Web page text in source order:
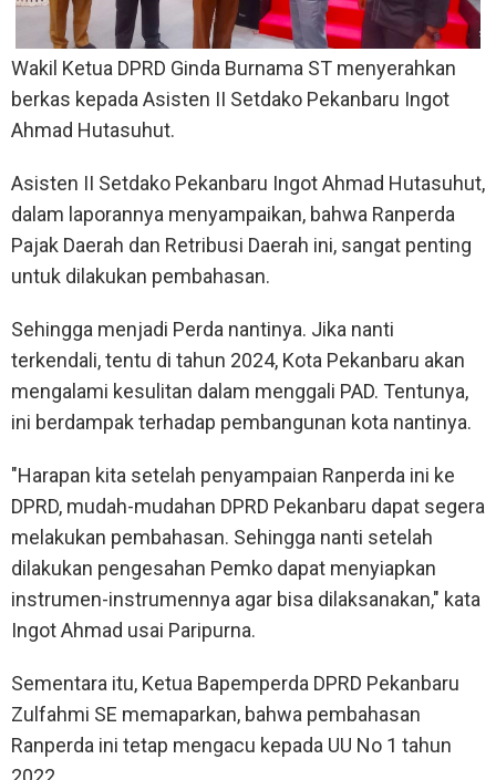
Wakil Ketua DPRD Ginda Burnama ST menyerahkan
berkas kepada Asisten II Setdako Pekanbaru Ingot
Ahmad Hutasuhut.
Asisten II Setdako Pekanbaru Ingot Ahmad Hutasuhut,
dalam laporannya menyampaikan, bahwa Ranperda
Pajak Daerah dan Retribusi Daerah ini, sangat penting
untuk dilakukan pembahasan.
Sehingga menjadi Perda nantinya. Jika nanti
terkendali, tentu di tahun 2024, Kota Pekanbaru akan
mengalami kesulitan dalam menggali PAD. Tentunya,
ini berdampak terhadap pembangunan kota nantinya.
"Harapan kita setelah penyampaian Ranperda ini ke
DPRD, mudah-mudahan DPRD Pekanbaru dapat segera
melakukan pembahasan. Sehingga nanti setelah
dilakukan pengesahan Pemko dapat menyiapkan
instrumen-instrumennya agar bisa dilaksanakan," kata
Ingot Ahmad usai Paripurna.
Sementara itu, Ketua Bapemperda DPRD Pekanbaru
Zulfahmi SE memaparkan, bahwa pembahasan
Ranperda ini tetap mengacu kepada UU No 1 tahun